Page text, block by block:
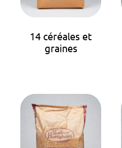
14 céréales et
graines